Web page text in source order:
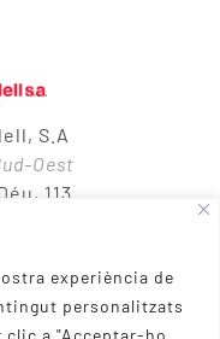
experiència de
personalitzats
clic a "Acceptar-ho
S.A
Oest
113